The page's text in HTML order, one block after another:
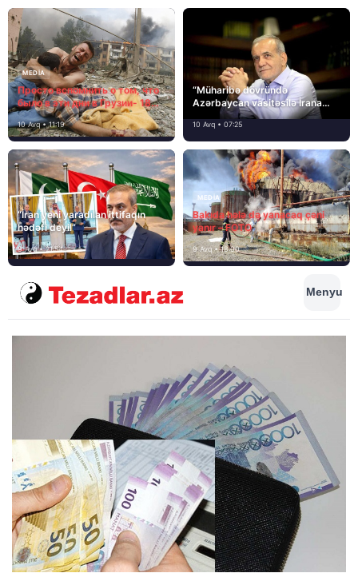
MEDİA
Просто вспомнить о том, что
было в эти дни в Грузии- 18
лет назад, 8 августа 2008
года…
10 Avq • 11:19
“Müharibə dövründə
Azərbaycan vasitəsilə İrana
yardım və dəstək göstərilib”
10 Avq • 07:25
“İran yeni yaradılan ittifaqın
hədəfi deyil”
9 Avq • 21:54
MEDİA
Bakıda hələ də yanacaq çəni
yanır – FOTO
9 Avq • 18:00
Menyu